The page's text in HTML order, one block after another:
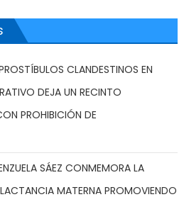
CLANDESTINOS EN
DEJA UN RECINTO
PROHIBICIÓN DE
SÁEZ CONMEMORA LA
MATERNA PROMOVIENDO